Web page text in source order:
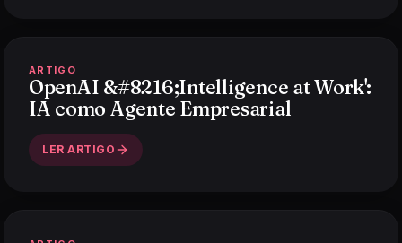
ARTIGO
OpenAI &#8216;Intelligence at Work':
IA como Agente Empresarial
LER ARTIGO